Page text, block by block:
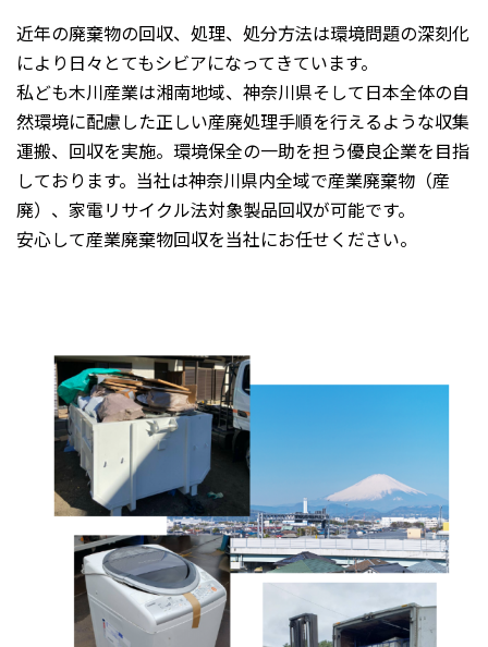
近年の廃棄物の回収、処理、処分方法は環境問題の深刻化
により日々とてもシビアになってきています。
私ども木川産業は湘南地域、神奈川県そして日本全体の自
然環境に配慮した正しい産廃処理手順を行えるような収集
運搬、回収を実施。環境保全の一助を担う優良企業を目指
しております。当社は神奈川県内全域で産業廃棄物（産
廃）、家電リサイクル法対象製品回収が可能です。
安心して産業廃棄物回収を当社にお任せください。